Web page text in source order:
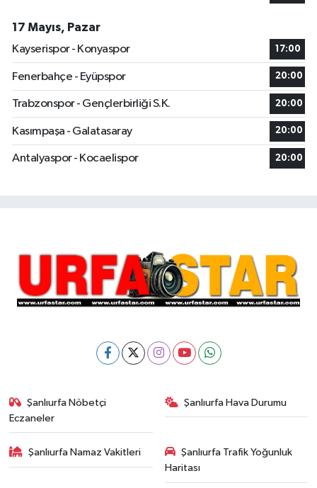
17 Mayıs, Pazar
Kayserispor - Konyaspor
17:00
Fenerbahçe - Eyüpspor 20:00
Trabzonspor - Gençlerbirliği S.K. 20:00
Kasımpaşa - Galatasaray 20:00
Antalyaspor - Kocaelispor 20:00
Şanlıurfa Nöbetçi
Eczaneler
Şanlıurfa Hava Durumu
Şanlıurfa Namaz Vakitleri
Şanlıurfa Trafik Yoğunluk
Haritası